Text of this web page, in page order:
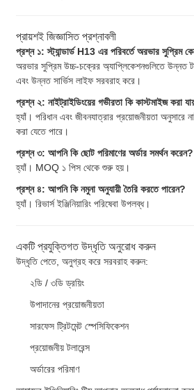
প্রায়শই জিজ্ঞাসিত প্রশ্নাবলী
প্রশ্ন ১: স্ট্যান্ডার্ড H13 এর পরিবর্তে অরভার সুপ্রিম
অরভার সুপ্রিম উচ্চ-চক্রের অ্যাপ্লিকেশনগুলিতে উন্নত
এবং উন্নত সার্ভিস লাইফ সরবরাহ করে।
প্রশ্ন ২: নাইট্রাইডিংয়ের গভীরতা কি কাস্টমাইজ করা
হ্যাঁ। পরিধান এবং জীবনযাত্রার প্রয়োজনীয়তা অনুসারে
করা যেতে পারে।
প্রশ্ন ৩: আপনি কি ছোট পরিমাণের অর্ডার সমর্থন করেন?
হ্যাঁ। MOQ ১ পিস থেকে শুরু হয়।
প্রশ্ন ৪: আপনি কি নমুনা অনুযায়ী তৈরি করতে পারেন?
হ্যাঁ। রিভার্স ইঞ্জিনিয়ারিং পরিষেবা উপলব্ধ।
একটি প্রযুক্তিগত উদ্ধৃতি অনুরোধ করুন
উদ্ধৃতি পেতে, অনুগ্রহ করে সরবরাহ করুন:
২ডি / ৩ডি ড্রয়িং
উপাদানের প্রয়োজনীয়তা
সারফেস ট্রিটমেন্ট স্পেসিফিকেশন
প্রয়োজনীয় টলারেন্স
অর্ডারের পরিমাণ